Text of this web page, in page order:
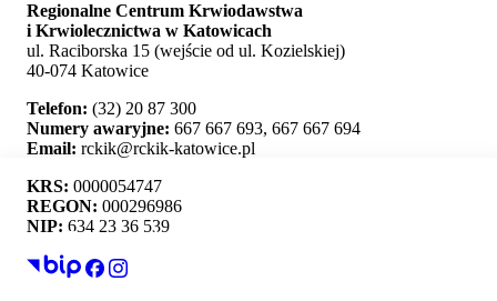
Ta strona używa plików cookie i umożliwia wybór,
Regionalne Centrum Krwiodawstwa
i Krwiolecznictwa w Katowicach
ul. Raciborska 15 (wejście od ul. Kozielskiej)
40-074 Katowice
Telefon: (32) 20 87 300
Numery awaryjne: 667 667 693, 667 667 694
Email: rckik@rckik-katowice.pl
KRS: 0000054747
REGON: 000296986
NIP: 634 23 36 539